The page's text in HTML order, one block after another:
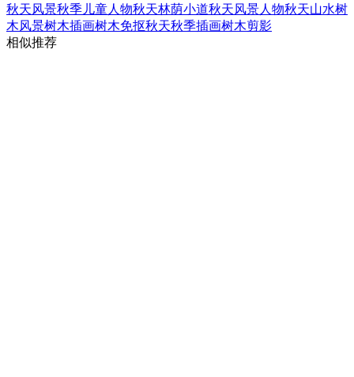
秋天风景秋季儿童人物秋天林荫小道秋天风景人物秋天山水树
木风景树木插画树木免抠秋天秋季插画树木剪影
相似推荐